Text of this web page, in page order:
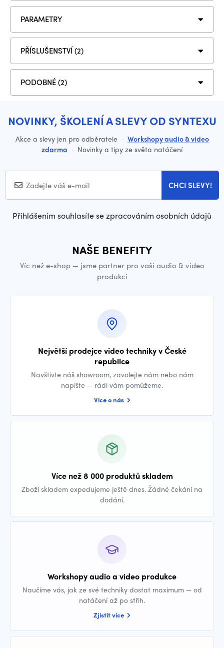
PARAMETRY
PŘÍSLUŠENSTVÍ (2)
PODOBNÉ (2)
NOVINKY, ŠKOLENÍ A SLEVY OD SYNTEXU
Akce a slevy jen pro odběratele · Workshopy audio & video
zdarma · Novinky a tipy ze světa natáčení
CHCI SLEVY!
Přihlášením souhlasíte se zpracováním osobních údajů
NAŠE BENEFITY
Víc než e-shop — jsme partner pro vaši audio & video
produkci
Největší prodejce video techniky v České
republice
Navštivte náš showroom, zavolejte nám nebo nám
napište — rádi vám pomůžeme.
Více o nás
Více než 8 000 produktů skladem
Zboží skladem expedujeme ještě dnes. Žádné čekání na
dodání.
Workshopy audio a video produkce
Naučíme vás, jak ze své techniky dostat maximum — od
natáčení až po střih.
Zjistit více